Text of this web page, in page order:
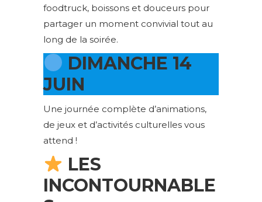
foodtruck, boissons et douceurs pour
partager un moment convivial tout au
long de la soirée.
DIMANCHE 14
JUIN
Une journée complète d’animations,
de jeux et d’activités culturelles vous
attend !
LES
INCONTOURNABLE